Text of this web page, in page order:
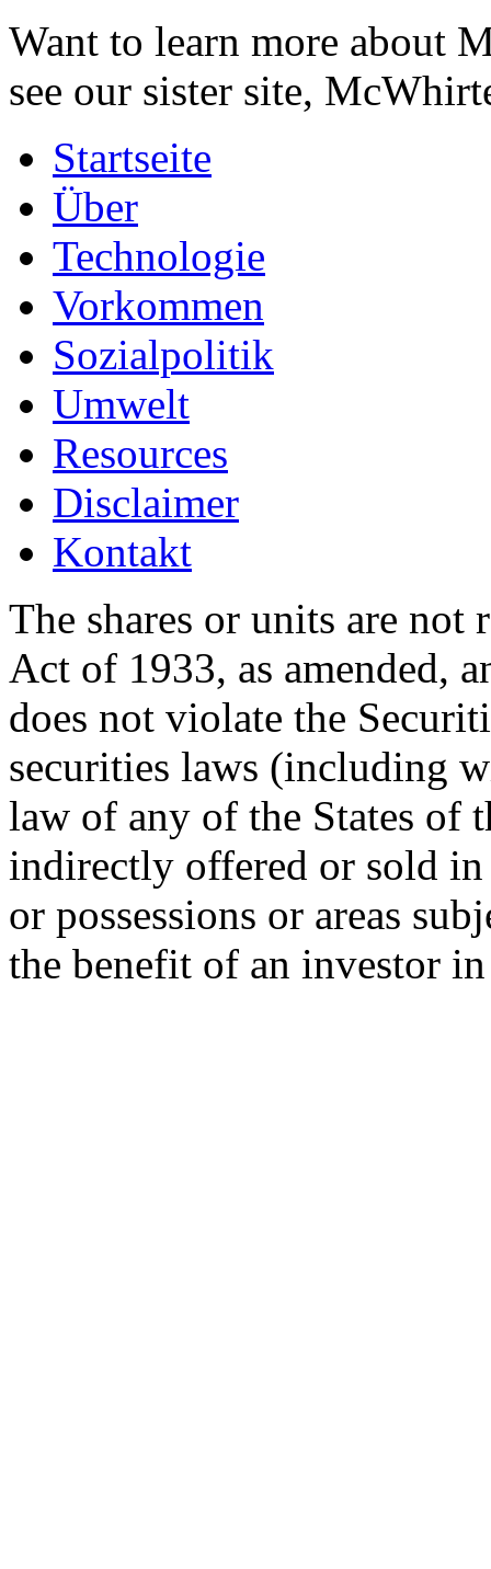
Want to learn more about
see our sister site,
Startseite
Über
Technologie
Vorkommen
Sozialpolitik
Umwelt
Resources
Disclaimer
Kontakt
The shares or units are not
Act of 1933, as amended,
does not violate the
securities laws (including
law of any of the States of
indirectly offered or sold
or possessions or areas
the benefit of an investor